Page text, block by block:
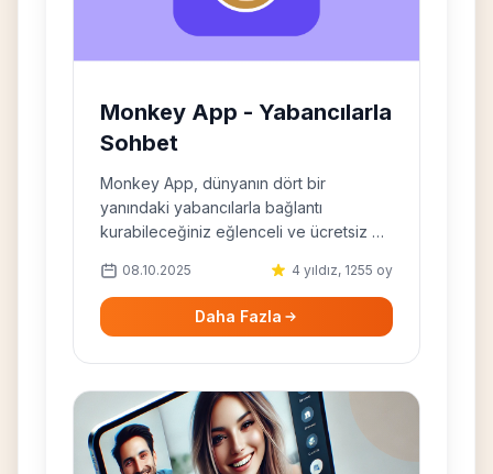
Monkey App - Yabancılarla
Sohbet
Monkey App, dünyanın dört bir
yanındaki yabancılarla bağlantı
kurabileceğiniz eğlenceli ve ücretsiz bir
08.10.2025 4 yıldız, 1255 oy
Daha Fazla